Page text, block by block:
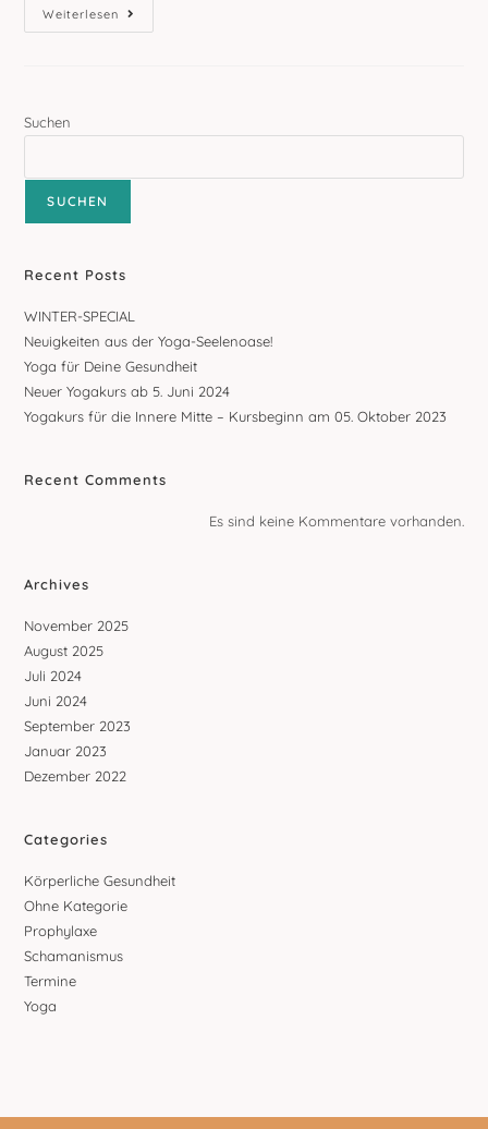
Weiterlesen Yogakurs
Für
05.
Suchen
SUCHEN
Recent Posts
WINTER-SPECIAL
Neuigkeiten aus der Yoga-Seelenoase!
Yoga für Deine Gesundheit
Neuer Yogakurs ab 5. Juni 2024
Yogakurs für die Innere Mitte – Kursbeginn am 05. Oktober 2023
Recent Comments
Es sind keine Kommentare vorhanden.
Archives
November 2025
August 2025
Juli 2024
Juni 2024
September 2023
Januar 2023
Dezember 2022
Categories
Körperliche Gesundheit
Ohne Kategorie
Prophylaxe
Schamanismus
Termine
Yoga